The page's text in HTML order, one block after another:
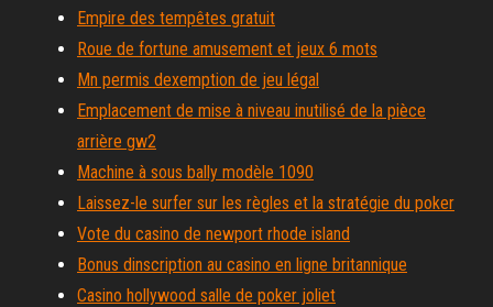
Empire des tempêtes gratuit
Roue de fortune amusement et jeux 6 mots
Mn permis dexemption de jeu légal
Emplacement de mise à niveau inutilisé de la pièce
arrière gw2
Machine à sous bally modèle 1090
Laissez-le surfer sur les règles et la stratégie du poker
Vote du casino de newport rhode island
Bonus dinscription au casino en ligne britannique
Casino hollywood salle de poker joliet